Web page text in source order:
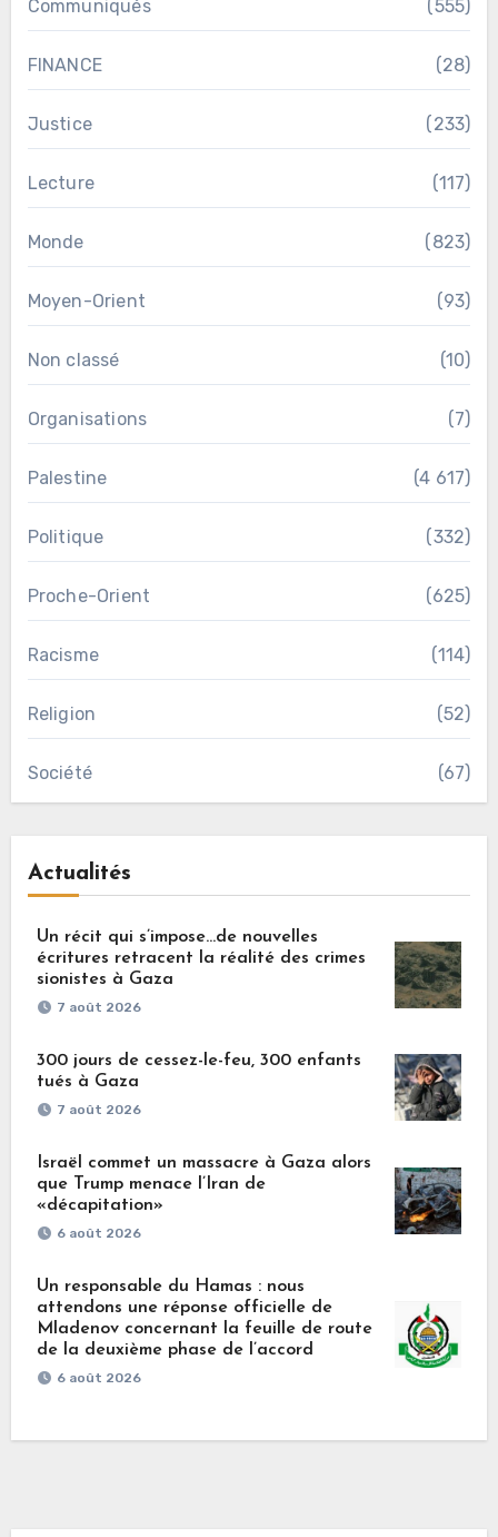
Communiqués (555)
FINANCE (28)
Justice (233)
Lecture (117)
Monde (823)
Moyen-Orient (93)
Non classé (10)
Organisations (7)
Palestine (4 617)
Politique (332)
Proche-Orient (625)
Racisme (114)
Religion (52)
Société (67)
Actualités
Un récit qui s’impose…de nouvelles
écritures retracent la réalité des crimes
sionistes à Gaza
7 août 2026
300 jours de cessez-le-feu, 300 enfants
tués à Gaza
7 août 2026
Israël commet un massacre à Gaza alors
que Trump menace l’Iran de
«décapitation»
6 août 2026
Un responsable du Hamas : nous
attendons une réponse officielle de
Mladenov concernant la feuille de route
de la deuxième phase de l’accord
6 août 2026